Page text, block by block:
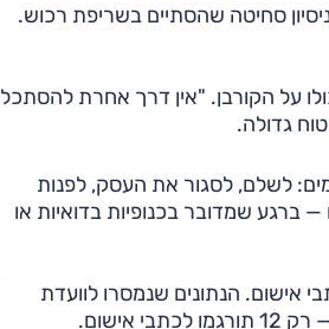
סחיטה שהסתיים בשריפת רכוש.
על הקורבן. "אין דרך אחרת להסתכל
גדולה.
לשלם, לסגור את העסק, לפנות
שמדובר בכנופיות בדואיות או
הוביל לכתבי אישום. הנתונים שנמסרו לוועדת